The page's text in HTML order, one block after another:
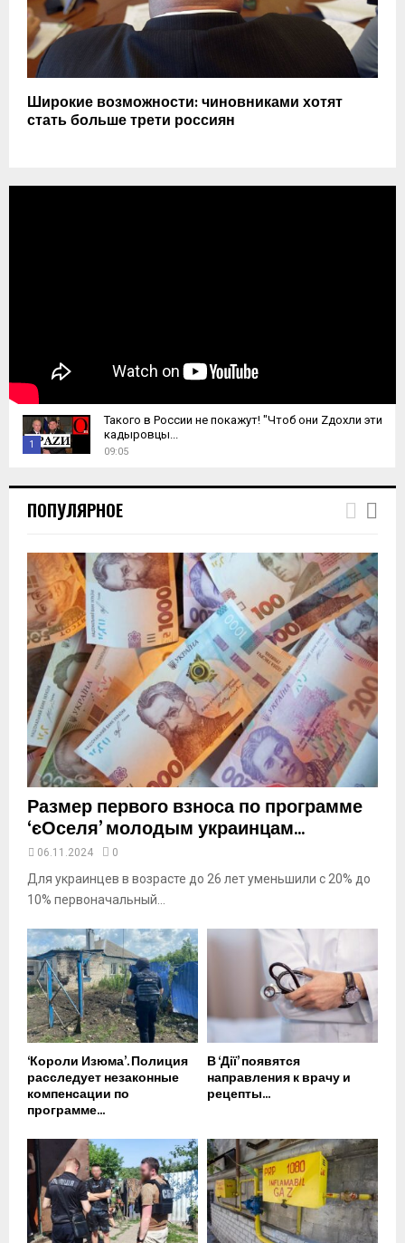
Широкие возможности: чиновниками хотят
стать больше трети россиян
1
h
u
a
y
u
e
Такого в России не покажут! "Чтоб они Zдохли эти
кадыровцы...
09:05
ПОПУЛЯРНОЕ
Размер первого взноса по программе
‘єОселя’ молодым украинцам...
06.11.2024 0
Для украинцев в возрасте до 26 лет уменьшили с 20% до
10% первоначальный...
‘Короли Изюма’. Полиция
расследует незаконные
компенсации по
программе...
В ‘Дії’ появятся
направления к врачу и
рецепты...